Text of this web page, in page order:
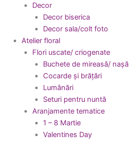
Decor
Decor biserica
Decor sala/colt foto
Atelier floral
Flori uscate/ criogenate
Buchete de mireasă/ nașă
Cocarde și brățări
Lumânări
Seturi pentru nuntă
Aranjamente tematice
1 – 8 Martie
Valentines Day